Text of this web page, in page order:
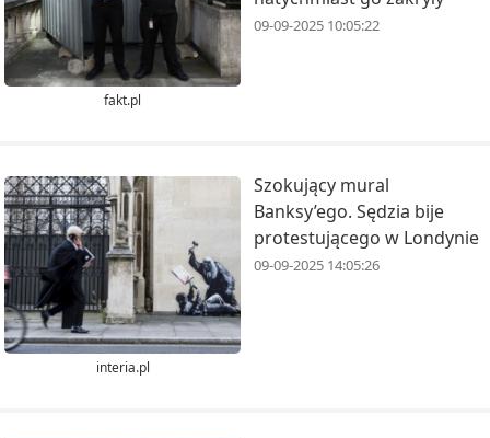
fakt.pl
09-09-2025 10:05:22
interia.pl
Szokujący mural
Banksy’ego. Sędzia bije
protestującego w Londynie
09-09-2025 14:05:26